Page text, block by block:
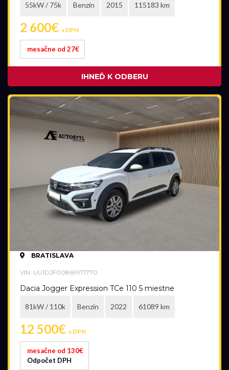
Palivo
Benzín
Elektromobil
Hybrid
Mild hybrid benzín
Mild hybrid diesel
Prevodovka
Automatická
Automatická – bezstupňová
Najazdené kilometre
55kW / 75k Benzín 2015 115183 km
2 600€ s DPH
mesačne od 27€
IHNEĎ K ODBERU
BRATISLAVA
VIN: UU1DJF00869971770
Dacia Jogger Expression TCe 110 5 miestne
81kW / 110k Benzín 2022 61089 km
12 500€ s DPH
mesačne od 130€
Odpočet DPH